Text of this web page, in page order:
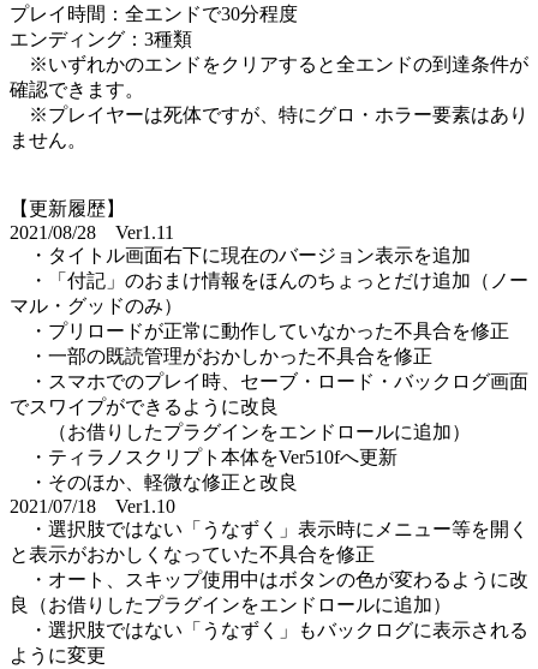
プレイ時間：全エンドで30分程度
エンディング：3種類
※いずれかのエンドをクリアすると全エンドの到達条件が
確認できます。
※プレイヤーは死体ですが、特にグロ・ホラー要素はあり
ません。
【更新履歴】
2021/08/28 Ver1.11
・タイトル画面右下に現在のバージョン表示を追加
・「付記」のおまけ情報をほんのちょっとだけ追加（ノー
マル・グッドのみ）
・プリロードが正常に動作していなかった不具合を修正
・一部の既読管理がおかしかった不具合を修正
・スマホでのプレイ時、セーブ・ロード・バックログ画面
でスワイプができるように改良
（お借りしたプラグインをエンドロールに追加）
・ティラノスクリプト本体をVer510fへ更新
・そのほか、軽微な修正と改良
2021/07/18 Ver1.10
・選択肢ではない「うなずく」表示時にメニュー等を開く
と表示がおかしくなっていた不具合を修正
・オート、スキップ使用中はボタンの色が変わるように改
良（お借りしたプラグインをエンドロールに追加）
・選択肢ではない「うなずく」もバックログに表示される
ように変更